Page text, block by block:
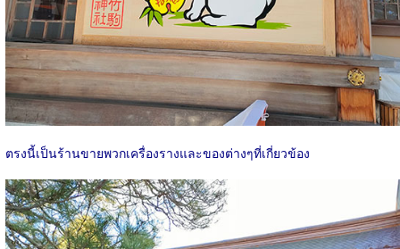
ตรงนี้เป็นร้านขายพวกเครื่องรางและของต่างๆที่เกี่ยวข้อง